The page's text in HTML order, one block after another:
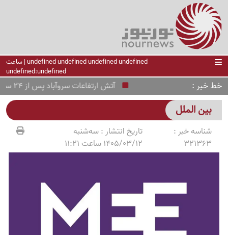
undefined undefined undefined undefined | ساعت
undefined:undefined
خط خبر آتش ارتفاعات سروآباد پس از 24 ساعت مهار شد
بین الملل
شناسه خبر :
321363
تاریخ انتشار :سه‌شنبه
1405/03/12 ساعت 11:21